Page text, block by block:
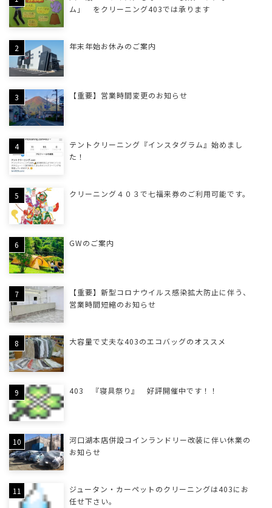
ム」 をクリーニング403では承ります
年末年始お休みのご案内
【重要】営業時間変更のお知らせ
テントクリーニング『インスタグラム』始めまし
た！
クリーニング４０３で七福来券のご利用可能です。
GWのご案内
【重要】新型コロナウイルス感染拡大防止に伴う、
営業時間短縮のお知らせ
大容量で丈夫な403のエコバッグのオススメ
403 『寝具祭り』 好評開催中です！！
河口湖本店併設コインランドリー改装に伴い休業の
お知らせ
ジュータン・カーペットのクリーニングは403にお
任せ下さい。